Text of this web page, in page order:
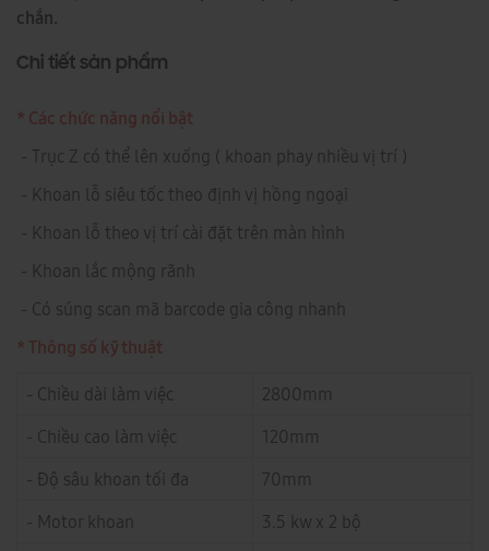
chắn.
Chi tiết sản phẩm
* Các chức năng nổi bật
- Trục Z có thể lên xuống ( khoan phay nhiều vị trí )
- Khoan lỗ siêu tốc theo định vị hồng ngoại
- Khoan lỗ theo vị trí cài đặt trên màn hình
- Khoan lắc mộng rãnh
- Có súng scan mã barcode gia công nhanh
* Thông số kỹ thuật
- Chiều dài làm việc
2800mm
- Chiều cao làm việc
120mm
- Độ sâu khoan tối đa
70mm
- Motor khoan
3.5 kw x 2 bộ